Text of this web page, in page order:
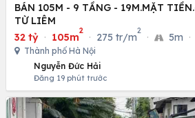
BÁN 105M - 9 TẦNG - 19M.MẶT
TỪ LIÊM
32 tỷ · 105m
2
· 275 tr/m
2
· 5m ·
Thành phố Hà Nội
Nguyễn Đức Hải
Đăng 19 phút trước